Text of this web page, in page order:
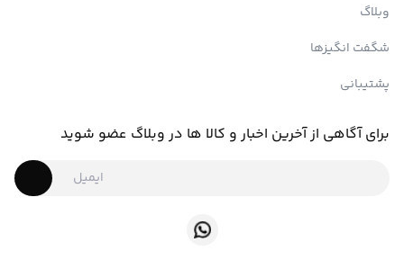
وبلاگ
شگفت انگیزها
پشتیبانی
برای آگاهی از آخرین اخبار و کالا ها در وبلاگ عضو شوید